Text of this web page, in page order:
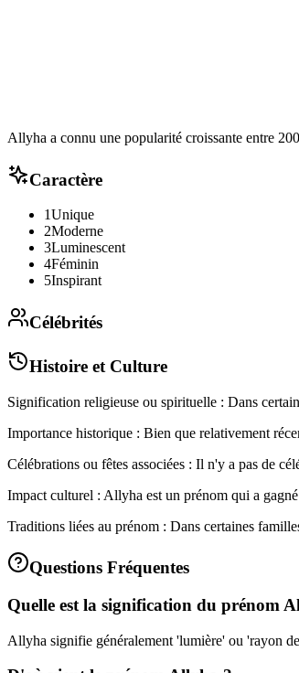
Allyha a connu une popularité croissante entre
Caractère
1Unique
2Moderne
3Luminescent
4Féminin
5Inspirant
Célébrités
Histoire et Culture
Signification religieuse ou spirituelle : Dans
Importance historique : Bien que relativement
Célébrations ou fêtes associées : Il n'y a pas de
Impact culturel : Allyha est un prénom qui a
Traditions liées au prénom : Dans certaines
Questions Fréquentes
Quelle est la signification du prénom
Allyha signifie généralement 'lumière' ou 'rayon